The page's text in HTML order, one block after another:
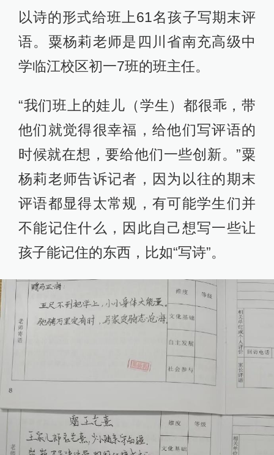
以诗的形式给班上61名孩子写期末评
语。粟杨莉老师是四川省南充高级中
学临江校区初一7班的班主任。
“我们班上的娃儿（学生）都很乖，带
他们就觉得很幸福，给他们写评语的
时候就在想，要给他们一些创新。”粟
杨莉老师告诉记者，因为以往的期末
评语都显得太常规，有可能学生们并
不能记住什么，因此自己想写一些让
孩子能记住的东西，比如“写诗”。